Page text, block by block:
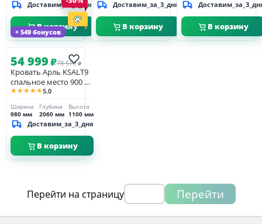
Доставим_за_3_дня
В корзину
Доставим_за_3_дня
В корзину В корзину
+ 549 бонусов
54 999₽78 570 ₽
Кровать Арль KSALT9
спальное место 900 х
2000 с высоким
★★★★★5.0
Ширина
980 мм
Глубина
2060 мм
Высота
1100 мм
Доставим_за_3_дня
В корзину
Перейти на страницу Перейти